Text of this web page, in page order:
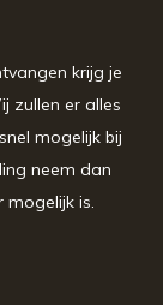
krijg je
zullen er alles
mogelijk bij
neem dan
is.